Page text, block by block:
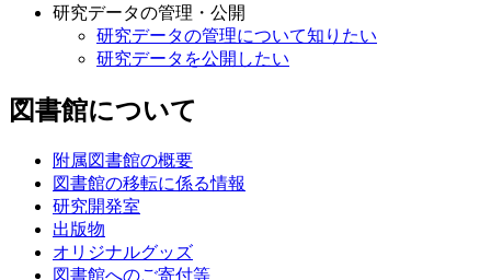
研究データの管理・公開
研究データの管理について知りたい
研究データを公開したい
図書館について
附属図書館の概要
図書館の移転に係る情報
研究開発室
出版物
オリジナルグッズ
図書館へのご寄付等